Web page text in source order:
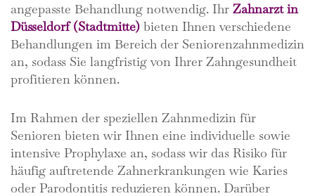
angepasste Behandlung notwendig. Ihr Zahnarzt in
Düsseldorf (Stadtmitte) bieten Ihnen verschiedene
Behandlungen im Bereich der Seniorenzahnmedizin
an, sodass Sie langfristig von Ihrer Zahngesundheit
profitieren können.
Im Rahmen der speziellen Zahnmedizin für
Senioren bieten wir Ihnen eine individuelle sowie
intensive Prophylaxe an, sodass wir das Risiko für
häufig auftretende Zahnerkrankungen wie Karies
oder Parodontitis reduzieren können. Darüber